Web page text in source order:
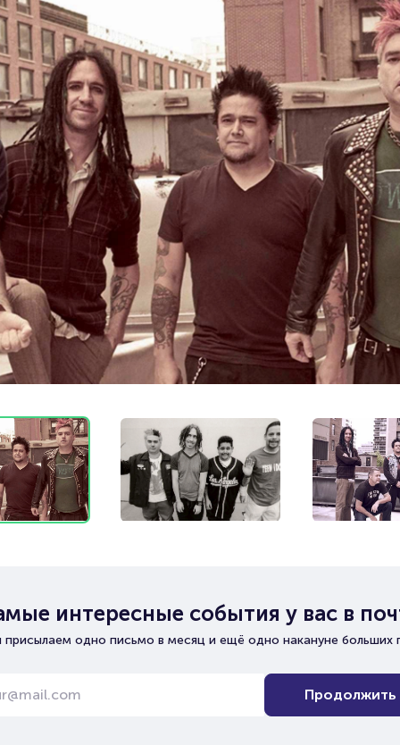
интересные события у вас в
одно письмо в месяц и ещё одно накануне больших
Продолжить